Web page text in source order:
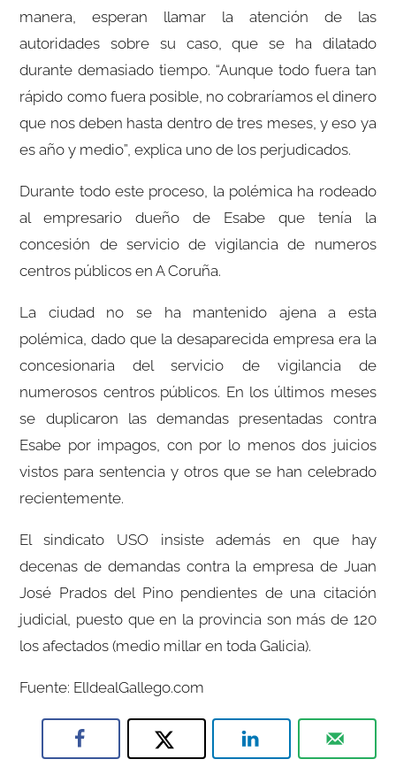
manera, esperan llamar la atención de las
autoridades sobre su caso, que se ha dilatado
durante demasiado tiempo. “Aunque todo fuera tan
rápido como fuera posible, no cobraríamos el dinero
que nos deben hasta dentro de tres meses, y eso ya
es año y medio”, explica uno de los perjudicados.
Durante todo este proceso, la polémica ha rodeado
al empresario dueño de Esabe que tenía la
concesión de servicio de vigilancia de numeros
centros públicos en A Coruña.
La ciudad no se ha mantenido ajena a esta
polémica, dado que la desaparecida empresa era la
concesionaria del servicio de vigilancia de
numerosos centros públicos. En los últimos meses
se duplicaron las demandas presentadas contra
Esabe por impagos, con por lo menos dos juicios
vistos para sentencia y otros que se han celebrado
recientemente.
El sindicato USO insiste además en que hay
decenas de demandas contra la empresa de Juan
José Prados del Pino pendientes de una citación
judicial, puesto que en la provincia son más de 120
los afectados (medio millar en toda Galicia).
Fuente: ElIdealGallego.com